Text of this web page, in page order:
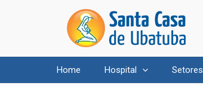
Home Hospital Setores